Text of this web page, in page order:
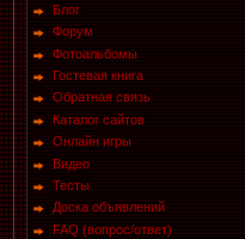
Блог
Форум
Фотоальбомы
Гостевая книга
Обратная связь
Каталог сайтов
Онлайн игры
Видео
Тесты
Доска объявлений
FAQ (вопрос/ответ)